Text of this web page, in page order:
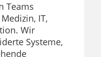
Teams
IT,
Wir
Systeme,